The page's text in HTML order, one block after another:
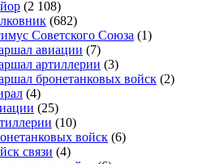
(2 108)
(682)
Советского Союза (1)
авиации (7)
артиллерии (3)
бронетанковых войск (2)
(4)
(25)
(10)
войск (6)
связи (4)